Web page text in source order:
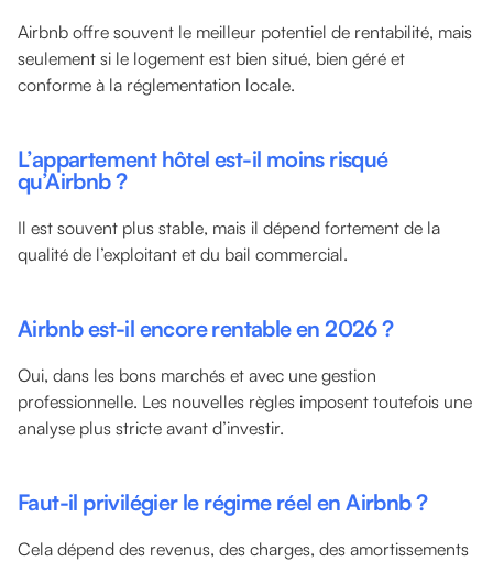
Airbnb offre souvent le meilleur potentiel de rentabilité, mais
seulement si le logement est bien situé, bien géré et
conforme à la réglementation locale.
L’appartement hôtel est-il moins risqué
qu’Airbnb ?
Il est souvent plus stable, mais il dépend fortement de la
qualité de l’exploitant et du bail commercial.
Airbnb est-il encore rentable en 2026 ?
Oui, dans les bons marchés et avec une gestion
professionnelle. Les nouvelles règles imposent toutefois une
analyse plus stricte avant d’investir.
Faut-il privilégier le régime réel en Airbnb ?
Cela dépend des revenus, des charges, des amortissements